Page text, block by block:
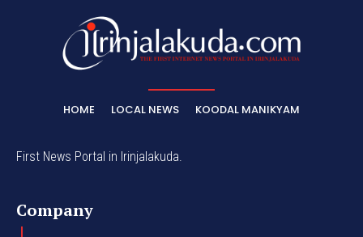
HOME LOCAL NEWS KOODAL MANIKYAM
First News Portal in Irinjalakuda.
Company